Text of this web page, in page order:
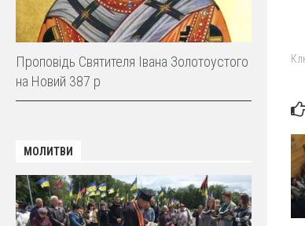
Проповідь Святителя Івана Золотоустого
на Новий 387 р
МОЛИТВИ